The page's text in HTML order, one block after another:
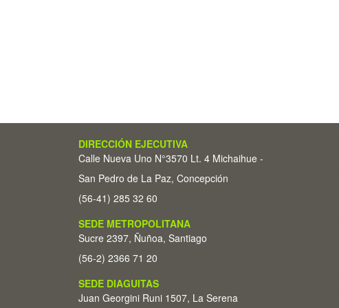
DIRECCIÓN EJECUTIVA
Calle Nueva Uno N°3570 Lt. 4 Michaihue -
San Pedro de La Paz, Concepción
(56-41) 285 32 60
SEDE METROPOLITANA
Sucre 2397, Ñuñoa, Santiago
(56-2) 2366 71 20
SEDE DIAGUITAS
Juan Georgini Runi 1507, La Serena